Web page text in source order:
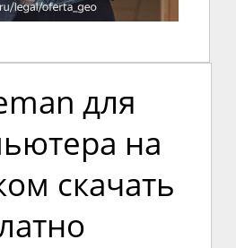
для
на
скачать